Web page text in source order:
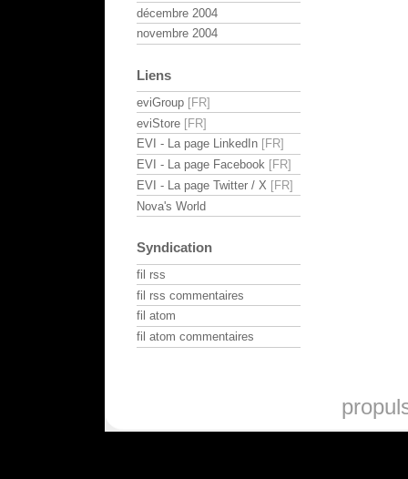
décembre 2004
novembre 2004
Liens
eviGroup
eviStore
EVI - La page LinkedIn
EVI - La page Facebook
EVI - La page Twitter / X
Nova's World
Syndication
fil rss
fil rss commentaires
fil atom
fil atom commentaires